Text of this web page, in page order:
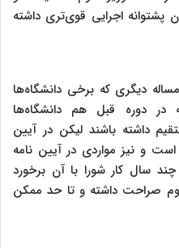
پشتوانه اجرایی قوی‌تری داشته
دیگری که برخی دانشگاه‌ها
در دوره قبل هم دانشگاه‌ها
داشته باشند لیکن در آیین
و نیز مواردی در آیین نامه
سال کار شورا با آن برخورد
صراحت داشته و تا حد ممکن